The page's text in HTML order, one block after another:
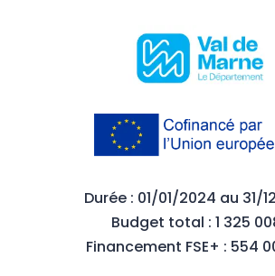
Durée : 01/01/2024 au 31/
Budget total : 1 325
Financement FSE+ : 554